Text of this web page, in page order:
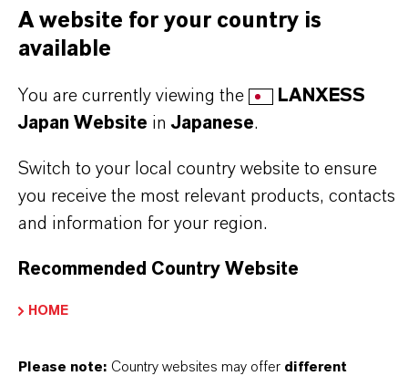
こちらから製品のデータシートをダウンロード
選択すると、ダウンロードリンクが表示されま
す。
TDS Empty
A website for your country is
available
You are currently viewing the
LANXESS
Japan Website inJapanese.
Switch to your local country website to ensure
you receive the most relevant products, contacts
and information for your region.
Recommended Country Website
HOME
Please note: Country websites may offer different